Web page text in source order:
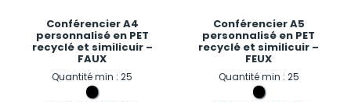
Conférencier A4
personnalisé en PET
recyclé et similicuir –
FAUX
Quantité min : 25
Conférencier A5
personnalisé en PET
recyclé et similicuir –
FEUX
Quantité min : 25